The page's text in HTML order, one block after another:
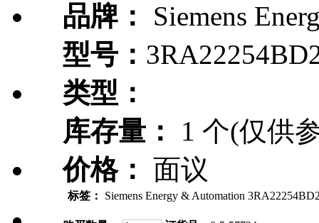
品牌：
Siemens
型号：
类型：
库存量：
1 个(仅供
价格： 面议
标签： Siemens Energy & Automation